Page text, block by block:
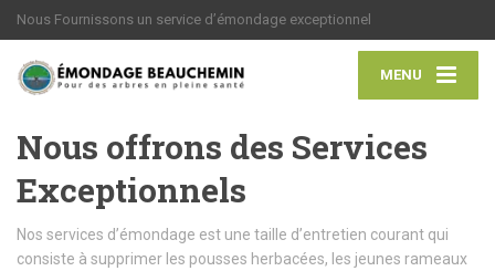
Nous Fournissons un service d’émondage exceptionnel
MENU
Nous offrons des Services
Exceptionnels
Nos services d’émondage est une taille d’entretien courant qui
consiste à supprimer les pousses herbacées, les jeunes rameaux